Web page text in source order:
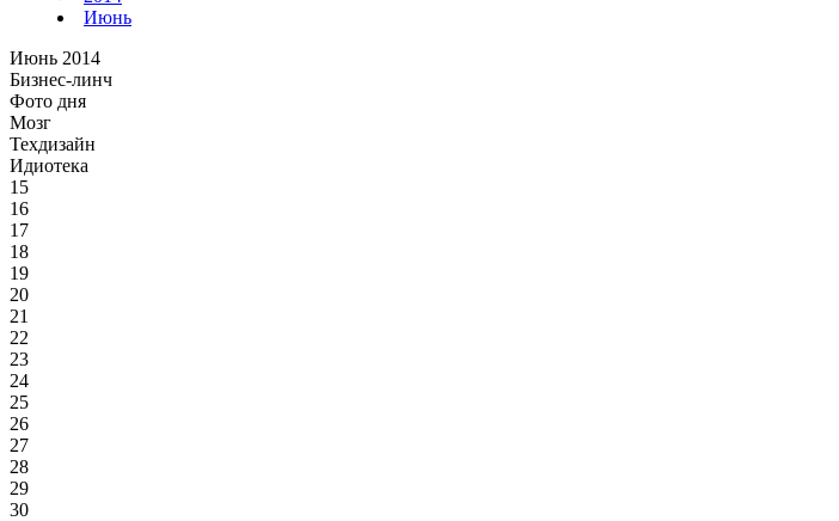
Июнь
Июнь 2014
Бизнес-линч
Фото дня
Мозг
Техдизайн
Идиотека
15
16
17
18
19
20
21
22
23
24
25
26
27
28
29
30